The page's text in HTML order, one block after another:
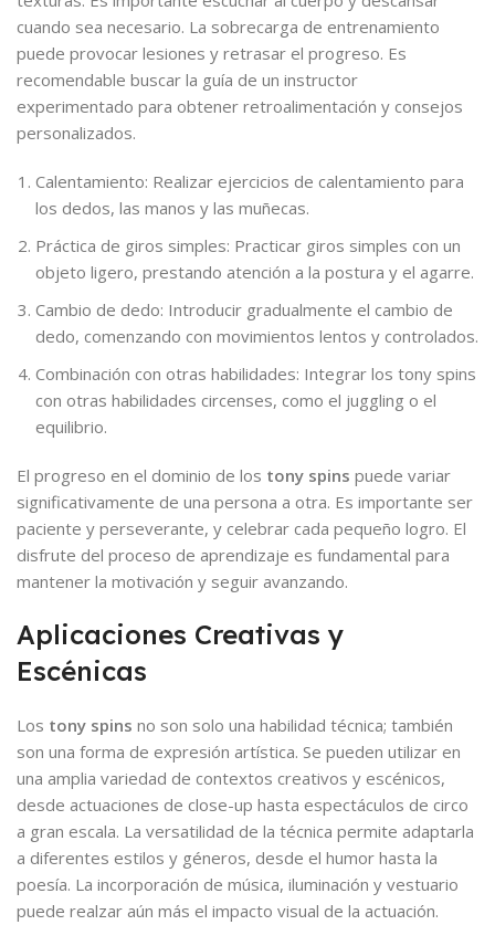
cuando sea necesario. La sobrecarga de entrenamiento
puede provocar lesiones y retrasar el progreso. Es
recomendable buscar la guía de un instructor
experimentado para obtener retroalimentación y consejos
personalizados.
Calentamiento: Realizar ejercicios de calentamiento para
los dedos, las manos y las muñecas.
Práctica de giros simples: Practicar giros simples con un
objeto ligero, prestando atención a la postura y el agarre.
Cambio de dedo: Introducir gradualmente el cambio de
dedo, comenzando con movimientos lentos y controlados.
Combinación con otras habilidades: Integrar los tony spins
con otras habilidades circenses, como el juggling o el
equilibrio.
El progreso en el dominio de los tony spins puede variar
significativamente de una persona a otra. Es importante ser
paciente y perseverante, y celebrar cada pequeño logro. El
disfrute del proceso de aprendizaje es fundamental para
mantener la motivación y seguir avanzando.
Aplicaciones Creativas y
Escénicas
Los tony spins no son solo una habilidad técnica; también
son una forma de expresión artística. Se pueden utilizar en
una amplia variedad de contextos creativos y escénicos,
desde actuaciones de close-up hasta espectáculos de circo
a gran escala. La versatilidad de la técnica permite adaptarla
a diferentes estilos y géneros, desde el humor hasta la
poesía. La incorporación de música, iluminación y vestuario
puede realzar aún más el impacto visual de la actuación.